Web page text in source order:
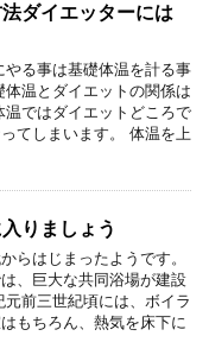
ダイエッターには
る事は基礎体温を計る事
温とダイエットの関係は
温ではダイエットどころで
てしまいます。 体温を上
りましょう
らはじまったようです。
、巨大な共同浴場が建設
前三世紀頃には、ボイラ
もちろん、熱気を床下に